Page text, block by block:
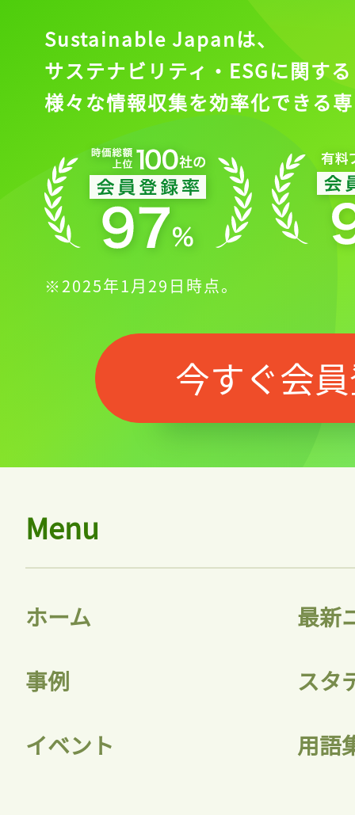
Sustainable Japanは、
サステナビリティ・ESGに関する
様々な情報収集を効率化できる
※2025年1月29日時点。
今すぐ会
Menu
ホーム 最新
事例 スタ
イベント 用語